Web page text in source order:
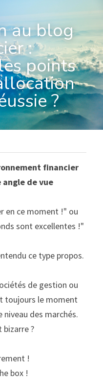
au blog
:
points
?
financier
de vue
en ce moment !" ou
sont excellentes !"
ce type propos.
de gestion ou
toujours le moment
des marchés.
bizarre ?
!
box !